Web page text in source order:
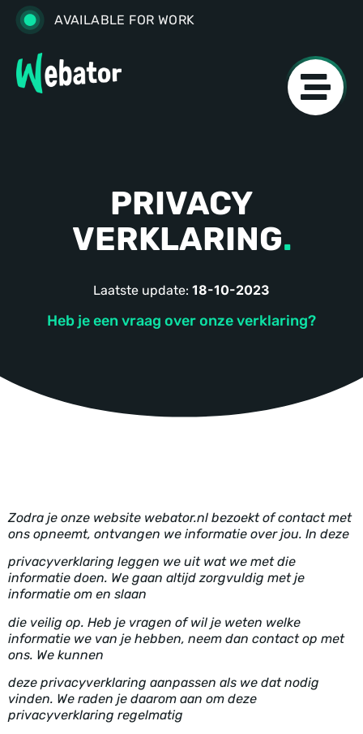
AVAILABLE FOR WORK
PRIVACY
VERKLARING.
Laatste update: 18-10-2023
Heb je een vraag over onze verklaring?
Zodra je onze website webator.nl bezoekt of contact met
ons opneemt, ontvangen we informatie over jou. In deze
privacyverklaring leggen we uit wat we met die
informatie doen. We gaan altijd zorgvuldig met je
informatie om en slaan
die veilig op. Heb je vragen of wil je weten welke
informatie we van je hebben, neem dan contact op met
ons. We kunnen
deze privacyverklaring aanpassen als we dat nodig
vinden. We raden je daarom aan om deze
privacyverklaring regelmatig